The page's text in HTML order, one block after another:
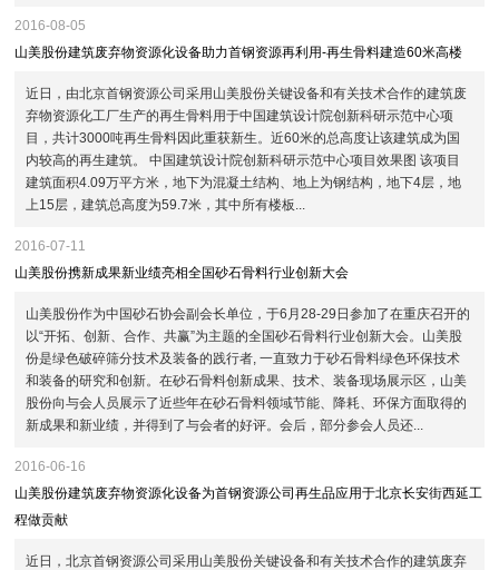
2016-08-05
山美股份建筑废弃物资源化设备助力首钢资源再利用-再生骨料建造60米高楼
近日，由北京首钢资源公司采用山美股份关键设备和有关技术合作的建筑废
弃物资源化工厂生产的再生骨料用于中国建筑设计院创新科研示范中心项
目，共计3000吨再生骨料因此重获新生。近60米的总高度让该建筑成为国
内较高的再生建筑。 中国建筑设计院创新科研示范中心项目效果图 该项目
建筑面积4.09万平方米，地下为混凝土结构、地上为钢结构，地下4层，地
上15层，建筑总高度为59.7米，其中所有楼板...
2016-07-11
山美股份携新成果新业绩亮相全国砂石骨料行业创新大会
山美股份作为中国砂石协会副会长单位，于6月28-29日参加了在重庆召开的
以“开拓、创新、合作、共赢”为主题的全国砂石骨料行业创新大会。山美股
份是绿色破碎筛分技术及装备的践行者, 一直致力于砂石骨料绿色环保技术
和装备的研究和创新。在砂石骨料创新成果、技术、装备现场展示区，山美
股份向与会人员展示了近些年在砂石骨料领域节能、降耗、环保方面取得的
新成果和新业绩，并得到了与会者的好评。会后，部分参会人员还...
2016-06-16
山美股份建筑废弃物资源化设备为首钢资源公司再生品应用于北京长安街西延工
程做贡献
近日，北京首钢资源公司采用山美股份关键设备和有关技术合作的建筑废弃